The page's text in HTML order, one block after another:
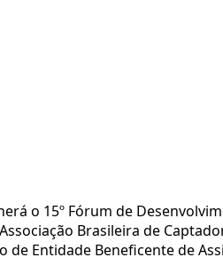
o 15º Fórum de
Brasileira de
Entidade Beneficente de